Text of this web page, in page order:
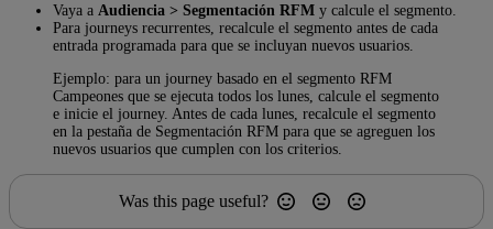
Vaya a Audiencia > Segmentación RFM y calcule el segmento.
Para journeys recurrentes, recalcule el segmento antes de cada
entrada programada para que se incluyan nuevos usuarios.
Ejemplo: para un journey basado en el segmento RFM
Campeones que se ejecuta todos los lunes, calcule el segmento
e inicie el journey. Antes de cada lunes, recalcule el segmento
en la pestaña de Segmentación RFM para que se agreguen los
nuevos usuarios que cumplen con los criterios.
Was this page useful?